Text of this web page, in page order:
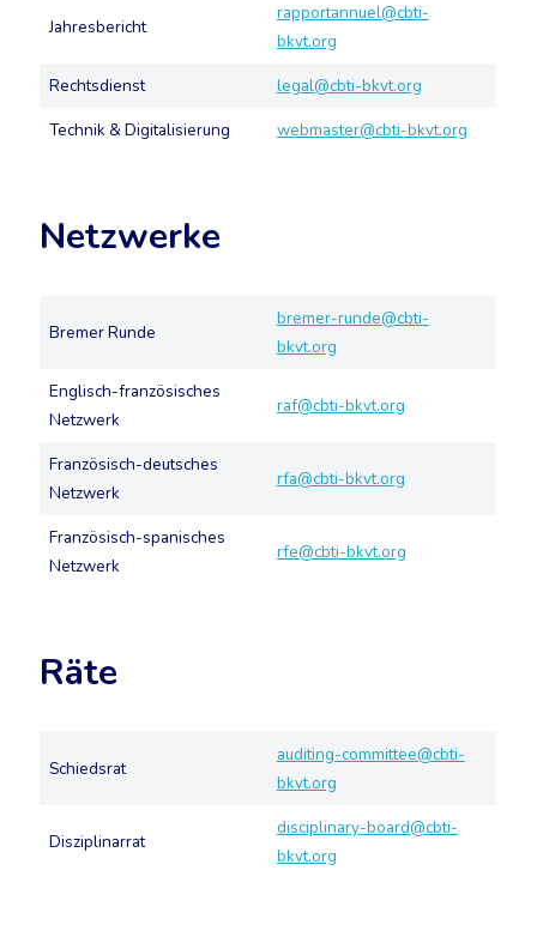
Jahresbericht
rapportannuel@cbti-
bkvt.org
Rechtsdienst
legal@cbti-bkvt.org
Technik & Digitalisierung
webmaster@cbti-bkvt.org
Netzwerke
Bremer Runde
bremer-runde@cbti-
bkvt.org
Englisch-französisches
Netzwerk
raf@cbti-bkvt.org
Französisch-deutsches
Netzwerk
rfa@cbti-bkvt.org
Französisch-spanisches
Netzwerk
rfe@cbti-bkvt.org
Räte
Schiedsrat
auditing-committee@cbti-
bkvt.org
Disziplinarrat
disciplinary-board@cbti-
bkvt.org